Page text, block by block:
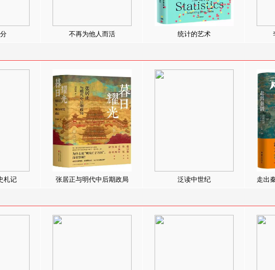
不再为他人而活 统计的艺术
札记 张居正与明代中后期政局 泛读中世纪 走出